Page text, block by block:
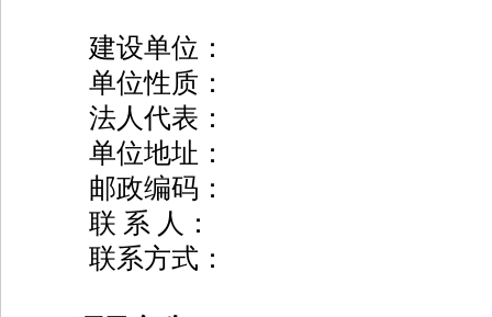
建设单位：
单位性质：
法人代表：
单位地址：
邮政编码：
联 系 人：
联系方式：